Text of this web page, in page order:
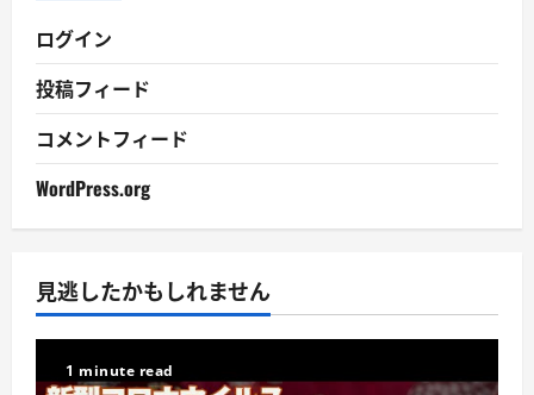
ログイン
投稿フィード
コメントフィード
WordPress.org
見逃したかもしれません
1 minute read